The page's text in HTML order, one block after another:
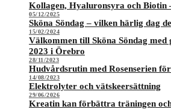
Kollagen, Hyaluronsyra och Biotin
05/12/2025
Sköna Söndag – vilken härlig dag
15/02/2024
Välkommen till Sköna Söndag
2023 i Örebro
28/11/2023
Hudvårdsrutin med Rosenserien
14/08/2023
Elektrolyter och vätskeersättning
29/06/2026
Kreatin kan förbättra träningen